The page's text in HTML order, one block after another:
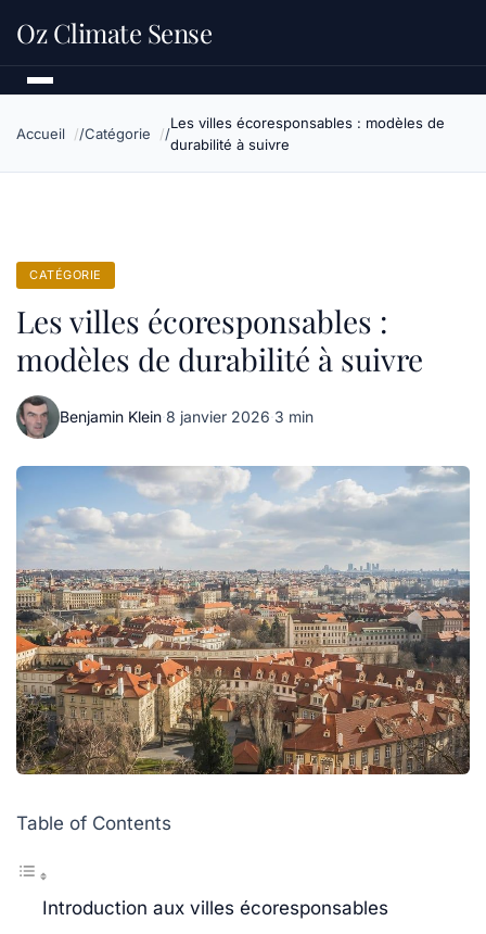
Oz Climate Sense
Accueil Catégorie
Les villes écoresponsables : modèles de
durabilité à suivre
CATÉGORIE
Les villes écoresponsables :
modèles de durabilité à suivre
Benjamin Klein·8 janvier 2026·3 min
Table of Contents
Introduction aux villes écoresponsables